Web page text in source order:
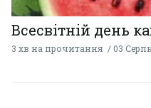
Всесвітній день
3 хв на прочитання 03